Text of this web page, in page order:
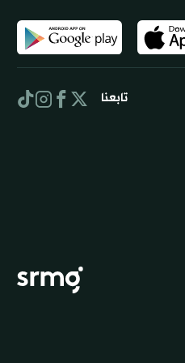
تابعنا